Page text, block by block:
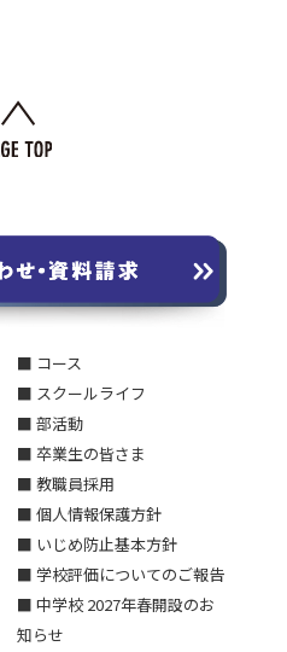
■ コース
■ スクールライフ
■ 部活動
■ 卒業生の皆さま
■ 教職員採用
■ 個人情報保護方針
■ いじめ防止基本方針
■ 学校評価についてのご報告
■ 中学校 2027年春開設のお
知らせ